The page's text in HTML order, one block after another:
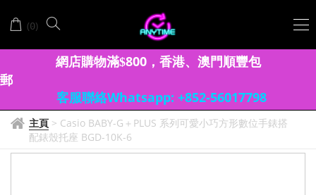
(0)
網店購物滿$800， 香港、澳門順豐包
郵
客服聯絡Whatsapp: +852-56017798
主頁 > Casio BABY-G＋PLUS 系列可愛小巧方形數位手錶搭
配錶殼托座 BGD-10K-6